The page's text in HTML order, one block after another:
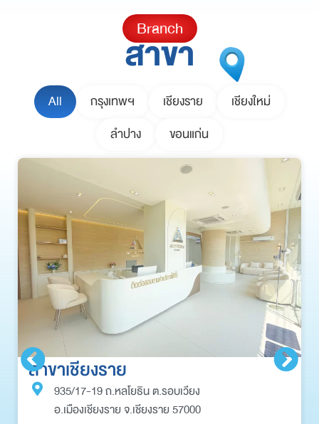
Branch
สาขา
All กรุงเทพฯ เชียงราย
เชียงใหม่
ลำปาง
ขอนแก่น
สาขาเชียงราย
935/17-19 ถ.หลโยธิน ต.รอบเวียง
อ.เมืองเชียงราย จ.เชียงราย 57000